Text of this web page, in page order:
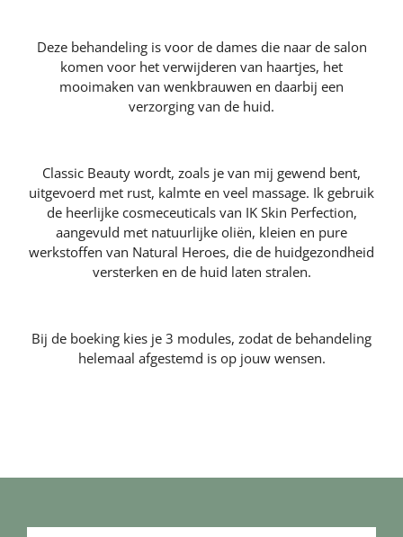
Deze behandeling is voor de dames die naar de salon
komen voor het verwijderen van haartjes, het
mooimaken van wenkbrauwen en daarbij een
verzorging van de huid.
Classic Beauty wordt, zoals je van mij gewend bent,
uitgevoerd met rust, kalmte en veel massage. Ik gebruik
de heerlijke cosmeceuticals van IK Skin Perfection,
aangevuld met natuurlijke oliën, kleien en pure
werkstoffen van Natural Heroes, die de huidgezondheid
versterken en de huid laten stralen.
Bij de boeking kies je 3 modules, zodat de behandeling
helemaal afgestemd is op jouw wensen.